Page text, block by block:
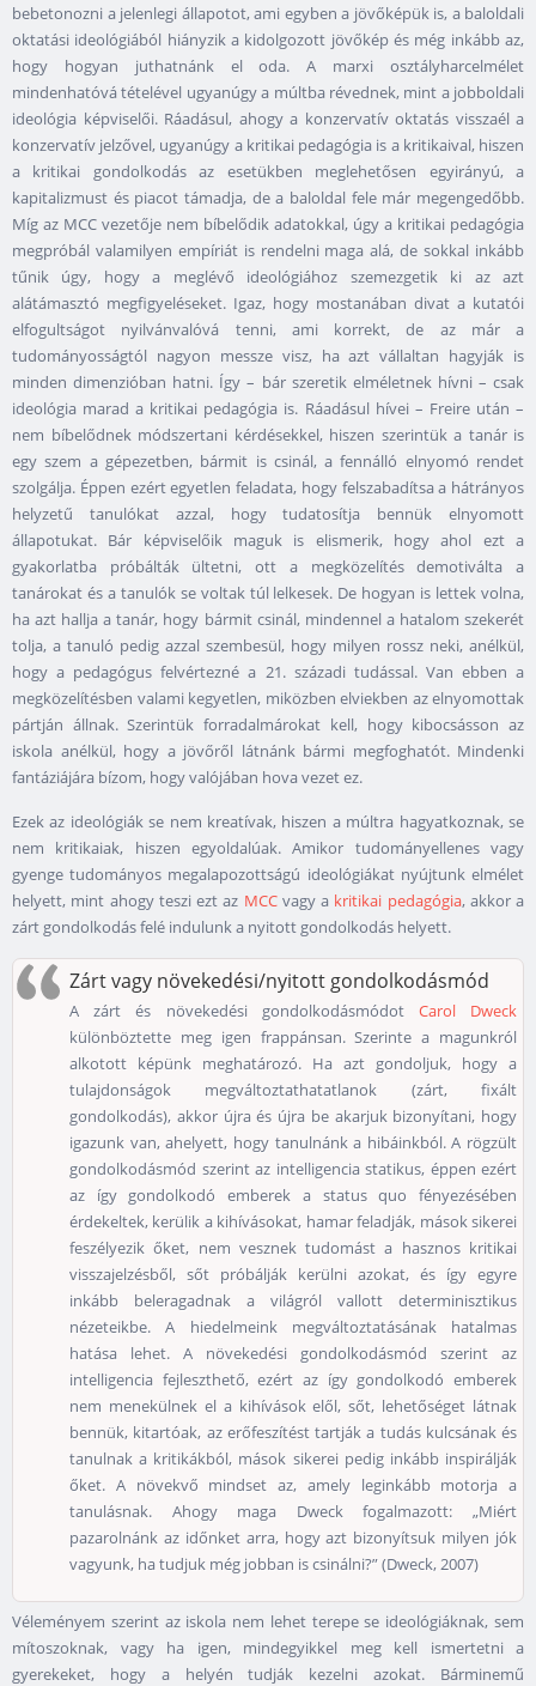
bebetonozni a jelenlegi állapotot, ami egyben a jövőképük is, a baloldali
oktatási ideológiából hiányzik a kidolgozott jövőkép és még inkább az,
hogy hogyan juthatnánk el oda. A marxi osztályharcelmélet
mindenhatóvá tételével ugyanúgy a múltba révednek, mint a jobboldali
ideológia képviselői. Ráadásul, ahogy a konzervatív oktatás visszaél a
konzervatív jelzővel, ugyanúgy a kritikai pedagógia is a kritikaival, hiszen
a kritikai gondolkodás az esetükben meglehetősen egyirányú, a
kapitalizmust és piacot támadja, de a baloldal fele már megengedőbb.
Míg az MCC vezetője nem bíbelődik adatokkal, úgy a kritikai pedagógia
megpróbál valamilyen empíriát is rendelni maga alá, de sokkal inkább
tűnik úgy, hogy a meglévő ideológiához szemezgetik ki az azt
alátámasztó megfigyeléseket. Igaz, hogy mostanában divat a kutatói
elfogultságot nyilvánvalóvá tenni, ami korrekt, de az már a
tudományosságtól nagyon messze visz, ha azt vállaltan hagyják is
minden dimenzióban hatni. Így – bár szeretik elméletnek hívni – csak
ideológia marad a kritikai pedagógia is. Ráadásul hívei – Freire után –
nem bíbelődnek módszertani kérdésekkel, hiszen szerintük a tanár is
egy szem a gépezetben, bármit is csinál, a fennálló elnyomó rendet
szolgálja. Éppen ezért egyetlen feladata, hogy felszabadítsa a hátrányos
helyzetű tanulókat azzal, hogy tudatosítja bennük elnyomott
állapotukat. Bár képviselőik maguk is elismerik, hogy ahol ezt a
gyakorlatba próbálták ültetni, ott a megközelítés demotiválta a
tanárokat és a tanulók se voltak túl lelkesek. De hogyan is lettek volna,
ha azt hallja a tanár, hogy bármit csinál, mindennel a hatalom szekerét
tolja, a tanuló pedig azzal szembesül, hogy milyen rossz neki, anélkül,
hogy a pedagógus felvértezné a 21. századi tudással. Van ebben a
megközelítésben valami kegyetlen, miközben elviekben az elnyomottak
pártján állnak. Szerintük forradalmárokat kell, hogy kibocsásson az
iskola anélkül, hogy a jövőről látnánk bármi megfoghatót. Mindenki
fantáziájára bízom, hogy valójában hova vezet ez.
Ezek az ideológiák se nem kreatívak, hiszen a múltra hagyatkoznak, se
nem kritikaiak, hiszen egyoldalúak. Amikor tudományellenes vagy
gyenge tudományos megalapozottságú ideológiákat nyújtunk elmélet
helyett, mint ahogy teszi ezt az MCCvagy a kritikai pedagógia, akkor a
zárt gondolkodás felé indulunk a nyitott gondolkodás helyett.
Zárt vagy növekedési/nyitott gondolkodásmód
A zárt és növekedési gondolkodásmódot Carol Dweck
különböztette meg igen frappánsan. Szerinte a magunkról
alkotott képünk meghatározó. Ha azt gondoljuk, hogy a
tulajdonságok megváltoztathatatlanok (zárt, fixált
gondolkodás), akkor újra és újra be akarjuk bizonyítani, hogy
igazunk van, ahelyett, hogy tanulnánk a hibáinkból. A rögzült
gondolkodásmód szerint az intelligencia statikus, éppen ezért
az így gondolkodó emberek a status quo fényezésében
érdekeltek, kerülik a kihívásokat, hamar feladják, mások sikerei
feszélyezik őket, nem vesznek tudomást a hasznos kritikai
visszajelzésből, sőt próbálják kerülni azokat, és így egyre
inkább beleragadnak a világról vallott determinisztikus
nézeteikbe. A hiedelmeink megváltoztatásának hatalmas
hatása lehet. A növekedési gondolkodásmód szerint az
intelligencia fejleszthető, ezért az így gondolkodó emberek
nem menekülnek el a kihívások elől, sőt, lehetőséget látnak
bennük, kitartóak, az erőfeszítést tartják a tudás kulcsának és
tanulnak a kritikákból, mások sikerei pedig inkább inspirálják
őket. A növekvő mindset az, amely leginkább motorja a
tanulásnak. Ahogy maga Dweck fogalmazott: „Miért
pazarolnánk az időnket arra, hogy azt bizonyítsuk milyen jók
vagyunk, ha tudjuk még jobban is csinálni?” (Dweck, 2007)
Véleményem szerint az iskola nem lehet terepe se ideológiáknak, sem
mítoszoknak, vagy ha igen, mindegyikkel meg kell ismertetni a
gyerekeket, hogy a helyén tudják kezelni azokat. Bárminemű